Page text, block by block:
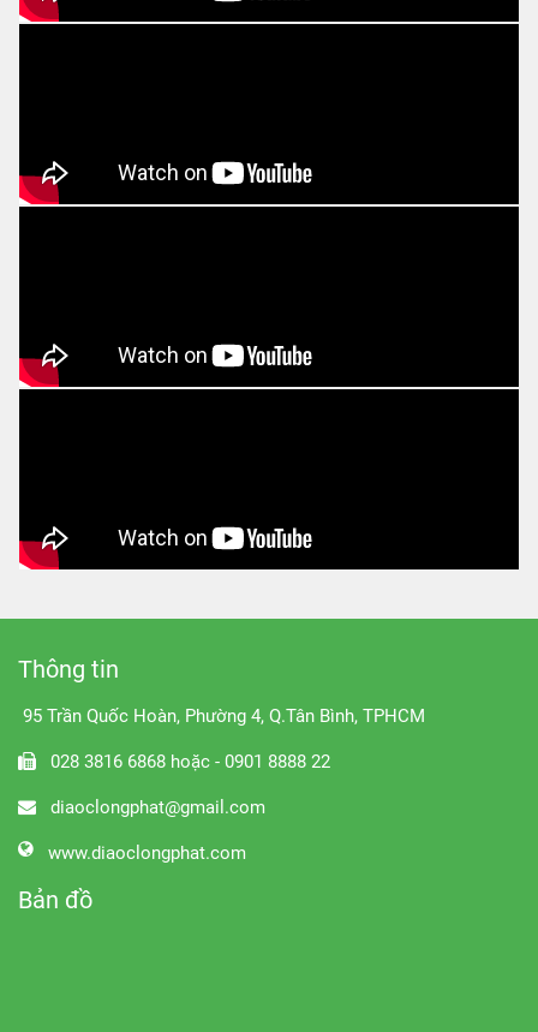
Thông tin
95 Trần Quốc Hoàn, Phường 4, Q.Tân Bình, TPHCM
028 3816 6868 hoặc - 0901 8888 22
diaoclongphat@gmail.com
www.diaoclongphat.com
Bản đồ